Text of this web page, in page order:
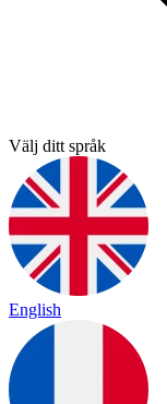
Välj ditt språk
English